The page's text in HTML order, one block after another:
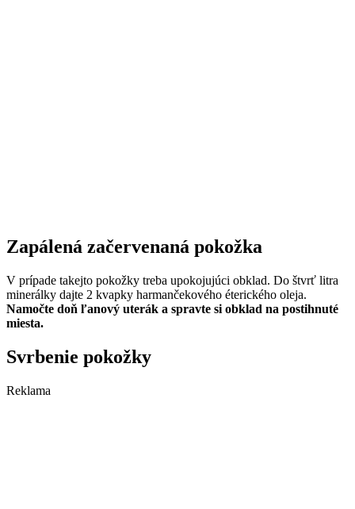
Zapálená začervenaná pokožka
V prípade takejto pokožky treba upokojujúci obklad. Do štvrť litra
minerálky dajte 2 kvapky harmančekového éterického oleja.
Namočte doň ľanový uterák a spravte si obklad na postihnuté
miesta.
Svrbenie pokožky
Reklama